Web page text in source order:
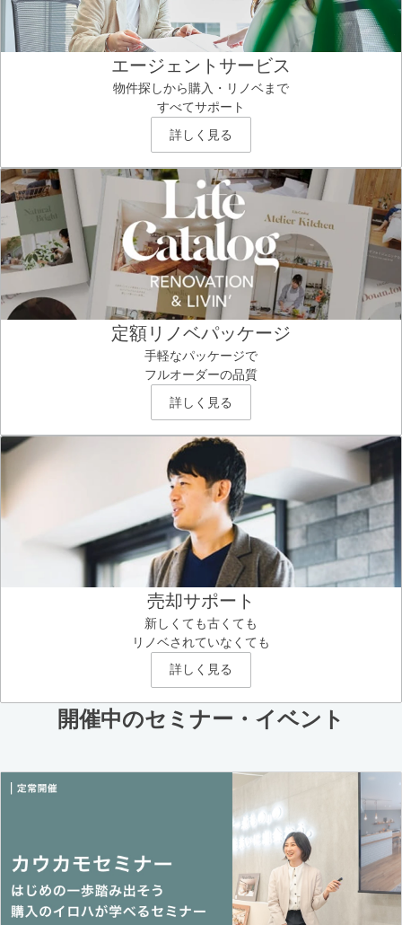
エージェントサービス
物件探しから購入・リノベまで
すべてサポート
詳しく見る
定額リノベパッケージ
手軽なパッケージで
フルオーダーの品質
詳しく見る
売却サポート
新しくても古くても
リノベされていなくても
詳しく見る
開催中のセミナー・イベント